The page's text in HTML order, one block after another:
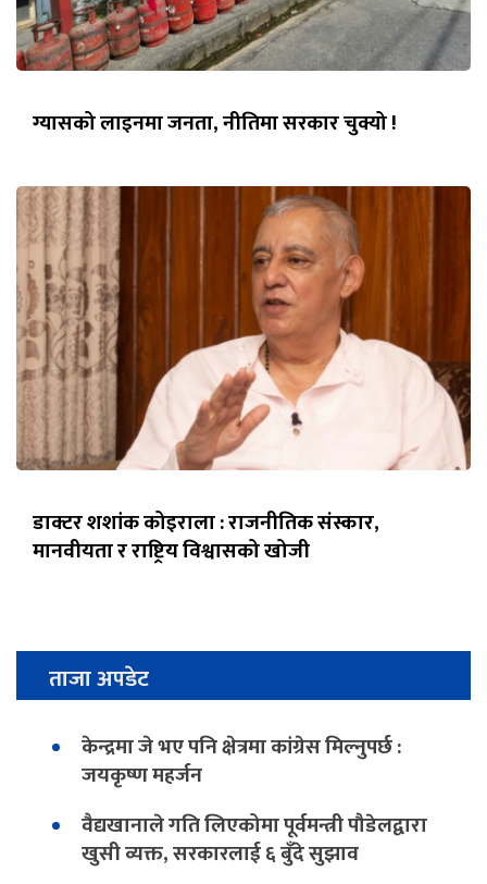
ग्यासको लाइनमा जनता, नीतिमा सरकार चुक्यो !
डाक्टर शशांक कोइराला : राजनीतिक संस्कार,
मानवीयता र राष्ट्रिय विश्वासको खोजी
ताजा अपडेट
केन्द्रमा जे भए पनि क्षेत्रमा कांग्रेस मिल्नुपर्छ :
जयकृष्ण महर्जन
वैद्यखानाले गति लिएकोमा पूर्वमन्त्री पौडेलद्वारा
खुसी व्यक्त, सरकारलाई ६ बुँदे सुझाव